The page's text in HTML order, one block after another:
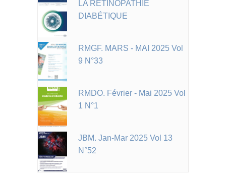
LA RÉTINOPATHIE
DIABÉTIQUE
RMGF. MARS - MAI 2025 Vol
9 N°33
RMDO. Février - Mai 2025 Vol
1 N°1
JBM. Jan-Mar 2025 Vol 13
N°52